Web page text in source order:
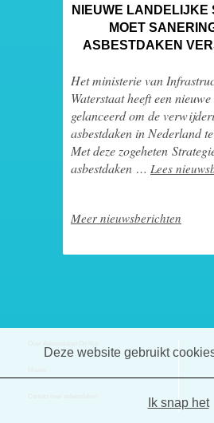
NIEUWE LANDELIJKE
MOET
ASBESTDAKEN
Het ministerie van
Waterstaat heeft een
gelanceerd om de
asbestdaken in Nederland
Met deze zogeheten
asbestdaken … Lees
Meer nieuwsberichten
Deze website gebruikt
Ik snap het